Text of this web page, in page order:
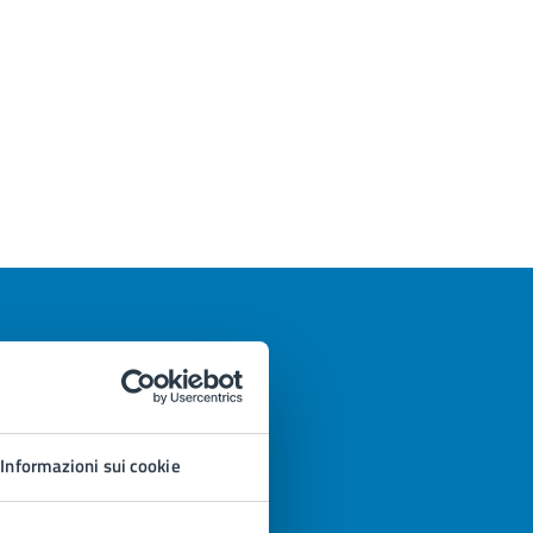
Informazioni sui cookie